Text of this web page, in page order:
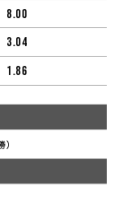
8.00
3.04
1.86